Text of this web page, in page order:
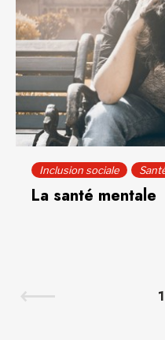
Inclusion sociale
La santé mentale
1